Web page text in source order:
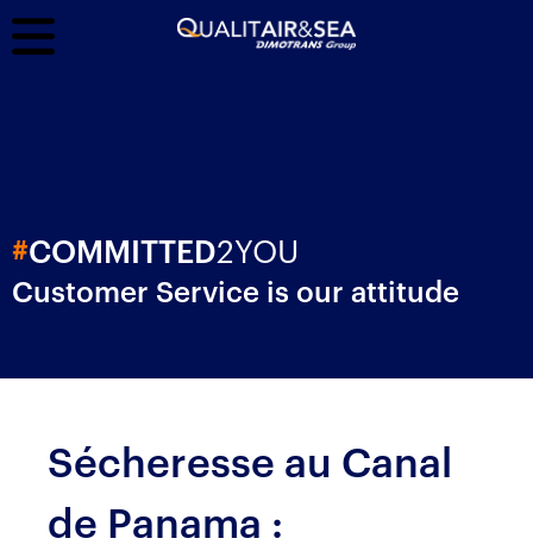
#COMMITTED2YOU
Customer Service is our attitude
Sécheresse au Canal
de Panama :